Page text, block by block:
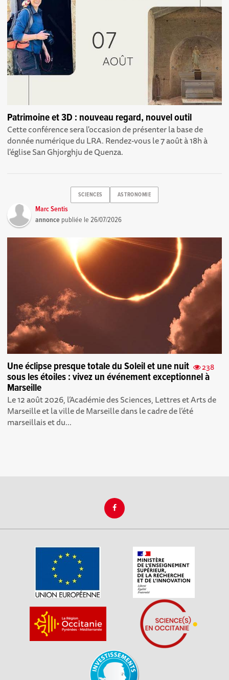
Patrimoine et 3D : nouveau regard, nouvel outil
Cette conférence sera l'occasion de présenter la base de
donnée numérique du LRA. Rendez-vous le 7 août à 18h à
l'église San Ghjorghju de Quenza.
SCIENCES ASTRONOMIE
Marc Sentis
annonce publiée le26/07/2026
238
Une éclipse presque totale du Soleil et une nuit
sous les étoiles : vivez un événement exceptionnel à
Marseille
Le 12 août 2026, l’Académie des Sciences, Lettres et Arts de
Marseille et la ville de Marseille dans le cadre de l’été
marseillais et du...